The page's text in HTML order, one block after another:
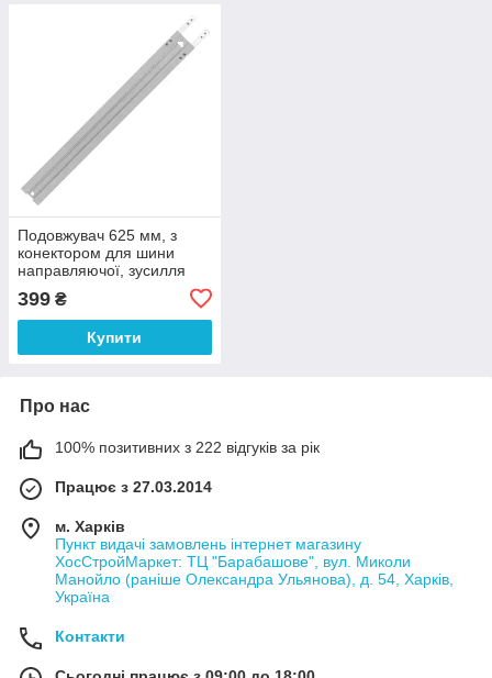
Подовжувач 625 мм, з
конектором для шини
направляючої, зусилля
INTERTOOL HT-6073
399 ₴
Купити
Про нас
100% позитивних з 222 відгуків за рік
Працює з 27.03.2014
м. Харків
Пункт видачі замовлень інтернет магазину
ХосСтройМаркет: ТЦ "Барабашове", вул. Миколи
Манойло (раніше Олександра Ульянова), д. 54, Харків,
Україна
Контакти